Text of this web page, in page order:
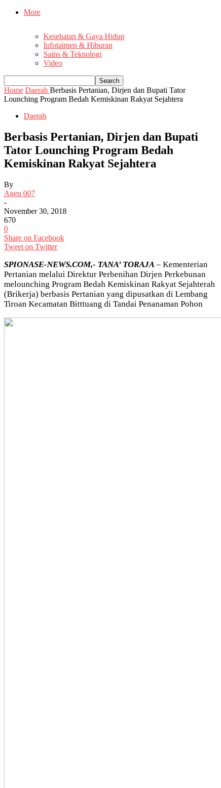
More
Kesehatan & Gaya Hidup
Infotaimen & Hiburan
Sains & Teknologi
Video
Home Daerah Berbasis Pertanian, Dirjen dan Bupati Tator
Lounching Program Bedah Kemiskinan Rakyat Sejahtera
Daerah
Berbasis Pertanian, Dirjen dan Bupati
Tator Lounching Program Bedah
Kemiskinan Rakyat Sejahtera
By
Agen 007
-
November 30, 2018
670
0
Share on Facebook
Tweet on Twitter
SPIONASE-NEWS.COM,- TANA’ TORAJA – Kementerian
Pertanian melalui Direktur Perbenihan Dirjen Perkebunan
melounching Program Bedah Kemiskinan Rakyat Sejahterah
(Brikerja) berbasis Pertanian yang dipusatkan di Lembang
Tiroan Kecamatan Bitttuang di Tandai Penanaman Pohon